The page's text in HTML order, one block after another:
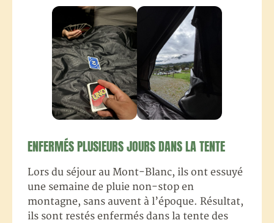
ENFERMÉS PLUSIEURS JOURS DANS LA TENTE
Lors du séjour au Mont-Blanc, ils ont essuyé
une semaine de pluie non-stop en
montagne, sans auvent à l’époque. Résultat,
ils sont restés enfermés dans la tente des